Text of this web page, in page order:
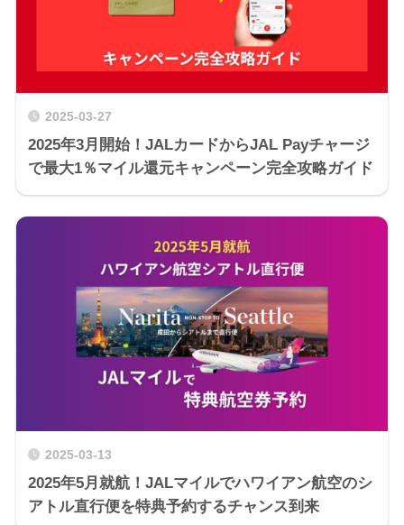
2025-03-27
2025年3月開始！JALカードからJAL Payチャージ
で最大1％マイル還元キャンペーン完全攻略ガイド
2025-03-13
2025年5月就航！JALマイルでハワイアン航空のシ
アトル直行便を特典予約するチャンス到来